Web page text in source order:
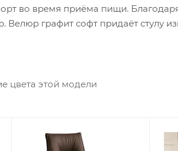
во время приёма пищи.
Велюр графит софт придаёт стулу
цвета этой модели